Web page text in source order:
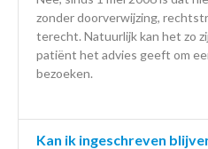
zonder doorverwijzing,
terecht. Natuurlijk kan het zo
patiënt het advies geeft om
bezoeken.
Kan ik ingeschreven